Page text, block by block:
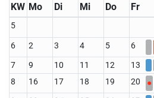
KW Mo Di Mi Do Fr
5
6 2 3 4 5 6
7 9 10 11 12 13
8
16 17 18 19 20 ●